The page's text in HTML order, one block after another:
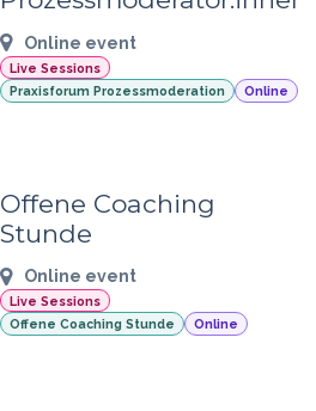
Online event
Live Sessions
Praxisforum Prozessmoderation
Online
Offene Coaching
Stunde
Online event
Live Sessions
Offene Coaching Stunde
Online